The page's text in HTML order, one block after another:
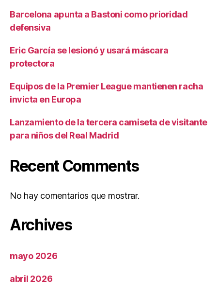
Barcelona apunta a Bastoni como prioridad
defensiva
Eric García se lesionó y usará máscara
protectora
Equipos de la Premier League mantienen racha
invicta en Europa
Lanzamiento de la tercera camiseta de visitante
para niños del Real Madrid
Recent Comments
No hay comentarios que mostrar.
Archives
mayo 2026
abril 2026